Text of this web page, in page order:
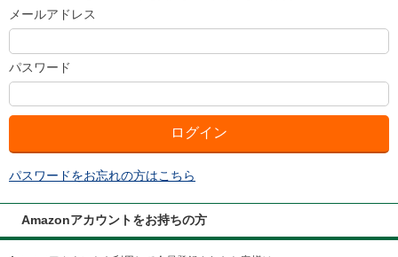
メールアドレス
パスワード
パスワードをお忘れの方はこちら
Amazonアカウントをお持ちの方